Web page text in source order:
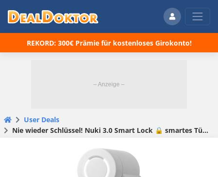
REKORD: 300€ Prämie für kostenloses Girokonto!
User Deals
Nie wieder Schlüssel! Nuki 3.0 Smart Lock 🔒 smartes Türschloss für 95€ (statt 146€)